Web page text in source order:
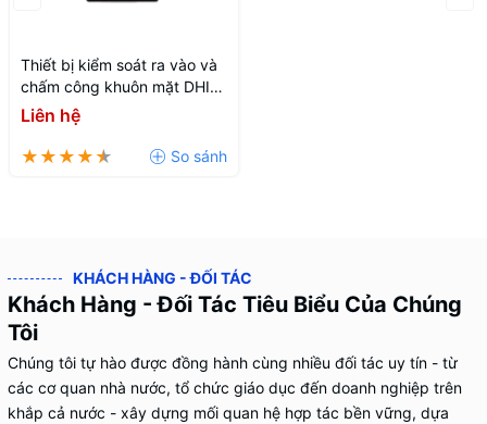
Thiết bị kiểm soát ra vào và
chấm công khuôn mặt DHI-
ASI8214S-W-V1
Liên hệ
KHÁCH HÀNG - ĐỐI TÁC
Khách Hàng - Đối Tác Tiêu Biểu Của Chúng
Tôi
Chúng tôi tự hào được đồng hành cùng nhiều đối tác uy tín - từ
các cơ quan nhà nước, tổ chức giáo dục đến doanh nghiệp trên
khắp cả nước - xây dựng mối quan hệ hợp tác bền vững, dựa